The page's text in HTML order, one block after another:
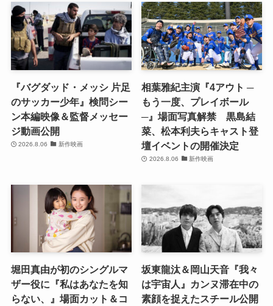
『バグダッド・メッシ 片足
のサッカー少年』検問シー
ン本編映像＆監督メッセー
ジ動画公開
2026.8.06 新作映画
相葉雅紀主演『4アウト ─
もう一度、プレイボール
─』場面写真解禁 黒島結
菜、松本利夫らキャスト登
壇イベントの開催決定
2026.8.06 新作映画
堀田真由が初のシングルマ
ザー役に『私はあなたを知
らない、』場面カット＆コ
坂東龍汰＆岡山天音『我々
は宇宙人』カンヌ滞在中の
素顔を捉えたスチール公開